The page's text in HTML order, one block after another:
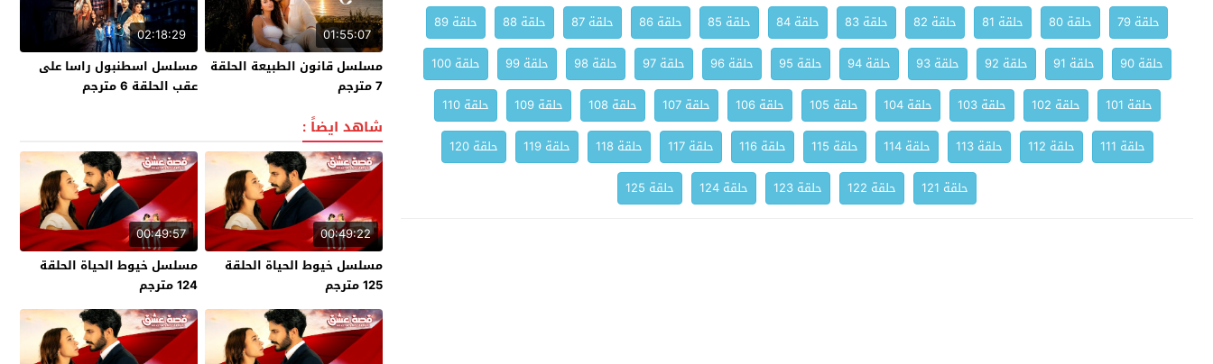
حلقة 79
حلقة 80 حلقة 81 حلقة 82 حلقة 83 حلقة 84 حلقة 85 حلقة 86 حلقة 87 حلقة 88
حلقة 89
حلقة 90
حلقة 91 حلقة 92 حلقة 93 حلقة 94 حلقة 95 حلقة 96 حلقة 97 حلقة 98 حلقة 99
حلقة 100
حلقة 101
حلقة 102 حلقة 103 حلقة 104 حلقة 105 حلقة 106 حلقة 107 حلقة 108 حلقة 109
حلقة 110
حلقة 111
حلقة 112 حلقة 113 حلقة 114 حلقة 115 حلقة 116 حلقة 117 حلقة 118 حلقة 119
حلقة 120
حلقة 121
حلقة 122 حلقة 123 حلقة 124 حلقة 125
01:55:07
مسلسل قانون الطبيعة الحلقة
7 مترجم
02:18:29
مسلسل اسطنبول راسا على
عقب الحلقة 6 مترجم
شاهد ايضاً :
00:49:22
مسلسل خيوط الحياة الحلقة
125 مترجم
00:49:57
مسلسل خيوط الحياة الحلقة
124 مترجم